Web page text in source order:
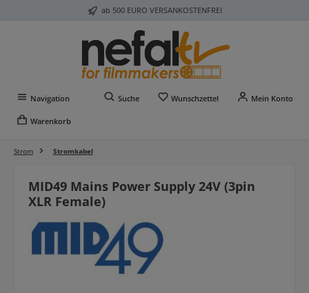
Zum Hauptinhalt springen ab 500 EURO VERSANKOSTENFREI
Navigation Suche Wunschzettel Du hast 0 Produkte auf
Mein Konto
Warenkorb
Strom Stromkabel
MID49 Mains Power Supply 24V (3pin
XLR Female)